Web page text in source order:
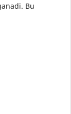
Bu